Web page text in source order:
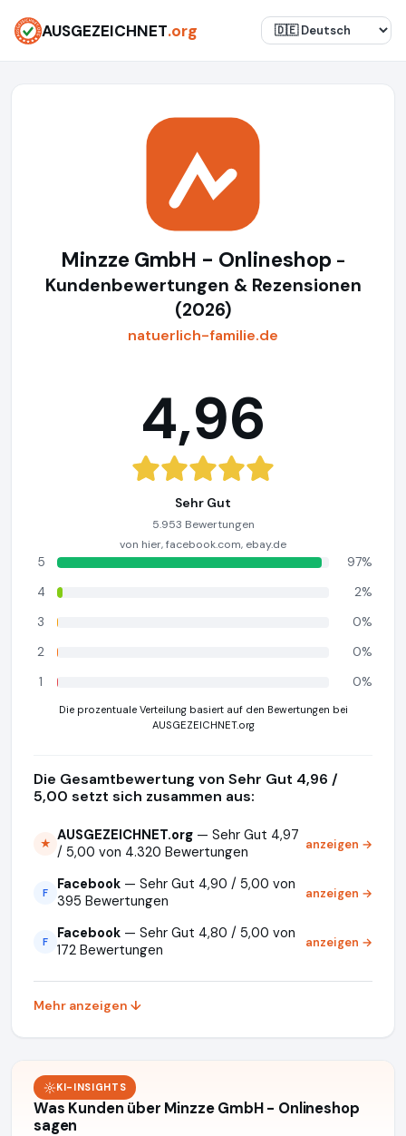
AUSGEZEICHNET.org
Minzze GmbH - Onlineshop -
Kundenbewertungen & Rezensionen
(2026)
natuerlich-familie.de
4,96
Sehr Gut
5.953 Bewertungen
von hier, facebook.com, ebay.de
5
97%
4
2%
3
0%
2
0%
1
0%
Die prozentuale Verteilung basiert auf den Bewertungen bei
AUSGEZEICHNET.org
Die Gesamtbewertung von Sehr Gut 4,96 /
5,00 setzt sich zusammen aus:
★ AUSGEZEICHNET.org — Sehr Gut 4,97
/ 5,00 von 4.320 Bewertungen
anzeigen →
F Facebook — Sehr Gut 4,90 / 5,00 von
395 Bewertungen
anzeigen →
F Facebook — Sehr Gut 4,80 / 5,00 von
172 Bewertungen
anzeigen →
Mehr anzeigen ↓
KI-INSIGHTS
Was Kunden über Minzze GmbH - Onlineshop
sagen